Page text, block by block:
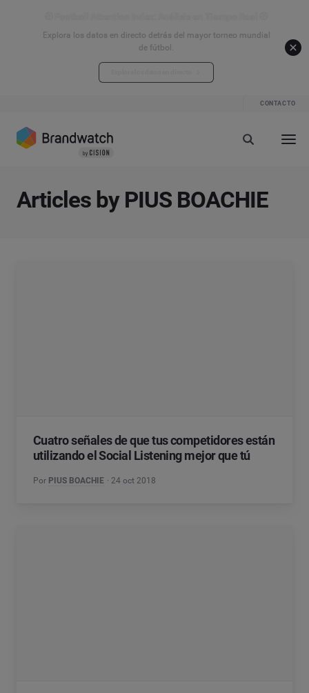
Explora los datos en directo detrás del mayor torneo mundial
de fútbol.
CONTACTO
Articles by PIUS BOACHIE
Cuatro señales de que tus competidores están
utilizando el Social Listening mejor que tú
Por PIUS BOACHIE 24 oct 2018